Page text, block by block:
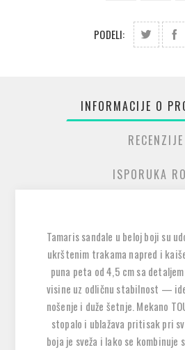
PODELI:
INFORMACIJE O
RECENZIJE
ISPORUKA
Tamaris sandale u beloj boji su
ukrštenim trakama napred i
puna peta od 4,5 cm sa
visine uz odličnu stabilnost —
nošenje i duže šetnje. Mekano
stopalo i ublažava pritisak pri
boja je sveža i lako se kombinuje